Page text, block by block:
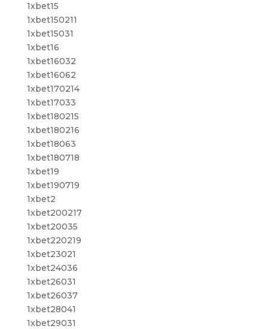
1xbet15
1xbet150211
1xbet15031
1xbet16
1xbet16032
1xbet16062
1xbet170214
1xbet17033
1xbet180215
1xbet180216
1xbet18063
1xbet180718
1xbet19
1xbet190719
1xbet2
1xbet200217
1xbet20035
1xbet220219
1xbet23021
1xbet24036
1xbet26031
1xbet26037
1xbet28041
1xbet29031